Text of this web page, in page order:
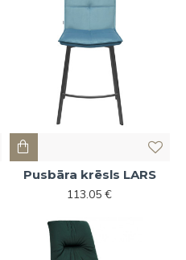
Pusbāra krēsls LARS
113.05 €